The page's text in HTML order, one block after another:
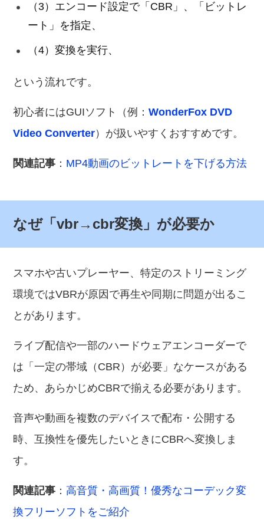
（3）エンコード設定で「CBR」、「ビットレ
ート」を指定、
（4）変換を実行、
という流れです。
初心者にはGUIソフト（例：WonderFox DVD
Video Converter）が扱いやすくおすすめです。
関連記事 ： MP4動画のビットレートを下げる方法
なぜ「vbr→cbr変換」が必要か
スマホや古いプレーヤー、特定のストリーミング
環境ではVBRが原因で再生や同期に問題が出るこ
とがあります。
ライブ配信や一部のハードウェアエンコーダーで
は「一定の帯域（CBR）が必要」なケースがある
ため、あらかじめCBRで揃える必要があります。
音声や動画を複数のデバイスで配布・公開する
時、互換性を優先したいときにCBRへ変換しま
す。
関連記事 ：高音質・高画質！優秀なコーデック変
換フリーソフトをご紹介